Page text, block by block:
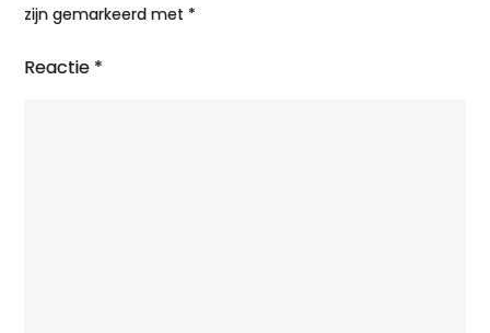
zijn gemarkeerd met *
Reactie *